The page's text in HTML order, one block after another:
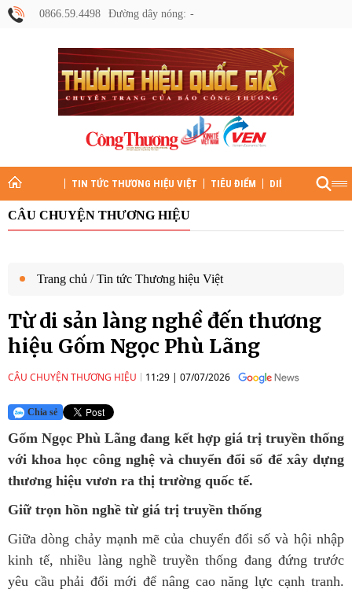
Đường dây nóng:
0866.59.4498
TIN TỨC THƯƠNG HIỆU VIỆT TIÊU ĐIỂM DIỄN ĐÀN HỒ
CÂU CHUYỆN THƯƠNG HIỆU
Trang chủ /Tin tức Thương hiệu Việt
Từ di sản làng nghề đến thương
hiệu Gốm Ngọc Phù Lãng
CÂU CHUYỆN THƯƠNG HIỆU 11:29 | 07/07/2026
Chia sẻ
Gốm Ngọc Phù Lãng đang kết hợp giá trị truyền thống
với khoa học công nghệ và chuyển đổi số để xây dựng
thương hiệu vươn ra thị trường quốc tế.
Giữ trọn hồn nghề từ giá trị truyền thống
Giữa dòng chảy mạnh mẽ của chuyển đổi số và hội nhập
kinh tế, nhiều làng nghề truyền thống đang đứng trước
yêu cầu phải đổi mới để nâng cao năng lực cạnh tranh.